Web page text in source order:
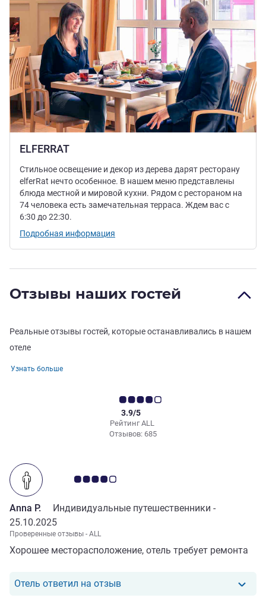
ELFERRAT
Стильное освещение и декор из дерева дарят ресторану
elferRat нечто особенное. В нашем меню представлены
блюда местной и мировой кухни. Рядом с рестораном на
74 человека есть замечательная терраса. Ждем вас с
6:30 до 22:30.
Подробная информация
Отзывы наших гостей
Реальные отзывы гостей, которые останавливались в нашем
отеле
Узнать больше
Рейтинг ALL
3.9/5
Отзывов: 685
Примечание: отзывы клиентов 4.0/5
Anna P.
Индивидуальные путешественники -
25.10.2025
Проверенные отзывы - ALL
Хорошее месторасположение, отель требует ремонта
Отель ответил на отзывОтель ответил на отзыв от Anna